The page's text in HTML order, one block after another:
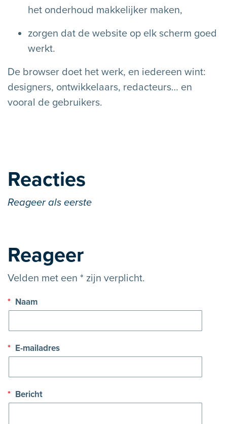
het onderhoud makkelijker maken,
zorgen dat de website op elk scherm goed
werkt.
De browser doet het werk, en iedereen wint:
designers, ontwikkelaars, redacteurs… en
vooral de gebruikers.
Reacties
Reageer als eerste
Reageer
Velden met een * zijn verplicht.
* Naam
* E-mailadres
* Bericht